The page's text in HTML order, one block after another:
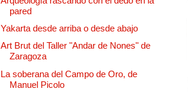
pared
Yakarta desde arriba o desde abajo
Art Brut del Taller "Andar de Nones" de
Zaragoza
La soberana del Campo de Oro, de
Manuel Picolo